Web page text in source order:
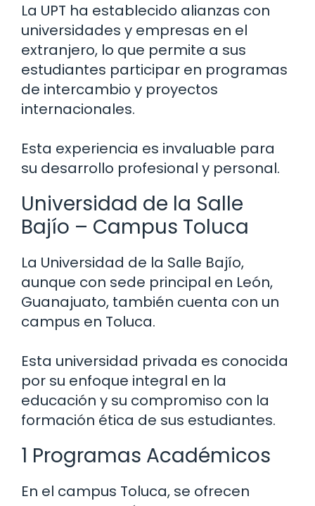
La UPT ha establecido alianzas con
universidades y empresas en el
extranjero, lo que permite a sus
estudiantes participar en programas
de intercambio y proyectos
internacionales.
Esta experiencia es invaluable para
su desarrollo profesional y personal.
Universidad de la Salle
Bajío – Campus Toluca
La Universidad de la Salle Bajío,
aunque con sede principal en León,
Guanajuato, también cuenta con un
campus en Toluca.
Esta universidad privada es conocida
por su enfoque integral en la
educación y su compromiso con la
formación ética de sus estudiantes.
1 Programas Académicos
En el campus Toluca, se ofrecen